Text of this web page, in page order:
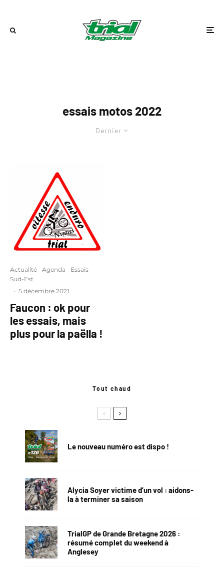
essais motos 2022
Dernier
Actualité Agenda
Essais
Sud-Est
· 5 décembre 2021
Faucon : ok pour
les essais, mais
plus pour la paëlla !
Tout chaud
Le nouveau numéro est dispo !
Alycia Soyer victime d’un vol : aidons-
la à terminer sa saison
TrialGP de Grande Bretagne 2026 :
résumé complet du weekend à
Anglesey